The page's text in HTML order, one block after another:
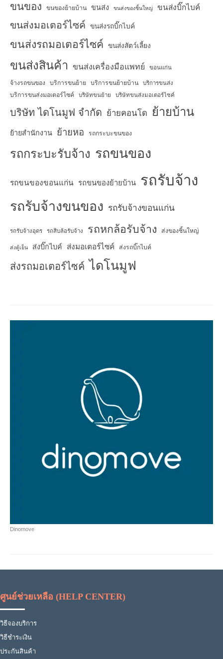
ขนของ ขนของย้ายบ้าน ขนส่ง ขนส่งของชิ้นใหญ่ ขนส่งบิ๊กไบค์
ขนส่งมอเตอร์ไซค์ ขนส่งรถบิ๊กไบค์
ขนส่งรถมอเตอร์ไซค์ ขนส่งสัตว์เลี้ยง
ขนส่งสินค้า ขนส่งเครื่องมือแพทย์ ขอนแก่น
จ้างรถขนของ บริการขนย้าย บริการขนย้ายบ้าน บริการขนส่ง
บริการขนส่งมอเตอร์ไซค์ บริษัทขนย้าย บริษัทขนส่งมอเตอร์ไซค์
บริษัท ไดโนมูฟ จำกัด ย้ายคอนโด ย้ายบ้าน
ย้ายสำนักงาน ย้ายหอ รถกระบะขนของ
รถกระบะรับจ้าง รถขนของ
รถขนของขอนแก่น รถขนของย้ายบ้าน รถรับจ้าง
รถรับจ้างขนของ รถรับจ้างขอนแก่น
รถรับจ้างอุดร รถสิบล้อรับจ้าง รถหกล้อรับจ้าง ส่งของชิ้นใหญ่
ส่งตู้เย็น ส่งบิ๊กไบค์ ส่งมอเตอร์ไซค์ ส่งรถบิ๊กไบค์
ส่งรถมอเตอร์ไซค์ ไดโนมูฟ
Dinomove
ศูนย์ช่วยเหลือ (HELP CENTER)
วิธีจองบริการ
วิธีชำระเงิน
ประกันสินค้า